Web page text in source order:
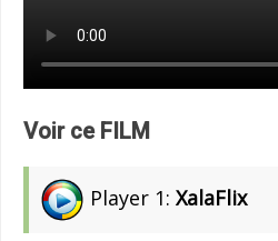
Voir ce FILM
Player 1: XalaFlix